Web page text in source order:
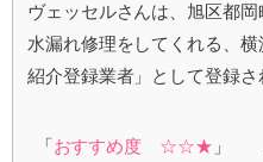
ヴェッセルさんは、旭区都岡
水漏れ修理をしてくれる、
紹介登録業者」として登録さ
「おすすめ度 ☆☆★ 」